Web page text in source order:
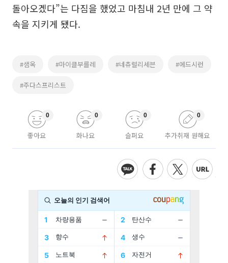
돌아오겠다”는 다짐을 했었고 마침내 2년 만에 그 약
속을 지키게 됐다.
#샘옥 #마이클부를레 #네츄럴리세븐 #에드시런
#주다스프리스트
좋아요
0
화나요
0
슬퍼요
0
추가취재 원해요
0